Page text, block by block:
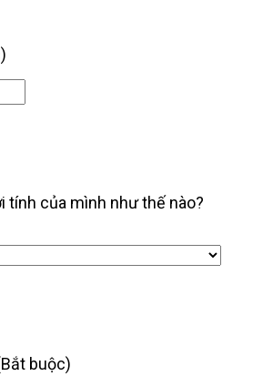
tính của mình như thế nào?
buộc)